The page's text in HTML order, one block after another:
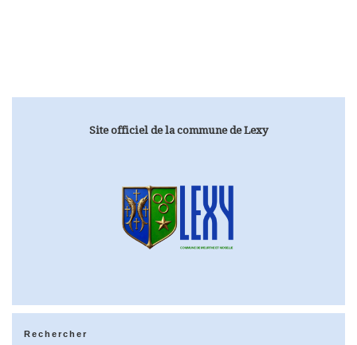
Site officiel de la commune de Lexy
Rechercher